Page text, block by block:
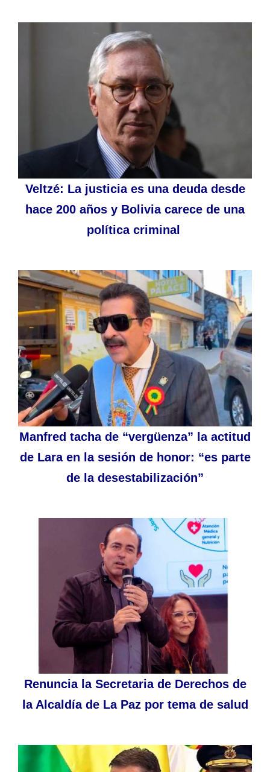
Veltzé: La justicia es una deuda desde
hace 200 años y Bolivia carece de una
política criminal
Manfred tacha de “vergüenza” la actitud
de Lara en la sesión de honor: “es parte
de la desestabilización”
Renuncia la Secretaria de Derechos de
la Alcaldía de La Paz por tema de salud